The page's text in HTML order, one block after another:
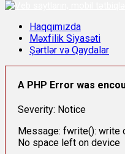
Haqqımızda
Məxfilik Siyasəti
Şərtlər və Qaydalar
A PHP Error was
Severity: Notice
Message: fwrite(): write
No space left on device